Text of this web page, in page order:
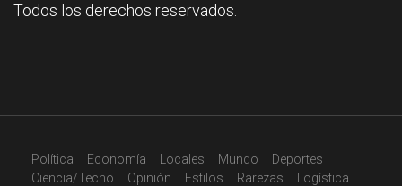
Todos los derechos reservados.
Política Economía Locales Mundo
Deportes
Ciencia/Tecno
Opinión Estilos Rarezas Logística